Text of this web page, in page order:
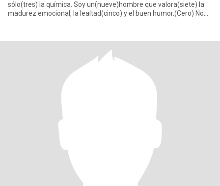
sólo(tres) la química. Soy un(nueve)hombre que valora(siete) la
madurez emocional, la lealtad(cinco) y el buen humor.(Cero) No